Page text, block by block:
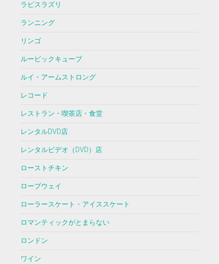
ラピスラズリ
ランニング
リンゴ
ルービックキューブ
ルイ・アームストロング
レコード
レストラン・喫茶店・食堂
レンタルDVD店
レンタルビデオ（DVD）店
ローストチキン
ロープウェイ
ローラースケート・アイススケート
ロマンティックがとまらない
ロンドン
ワイン